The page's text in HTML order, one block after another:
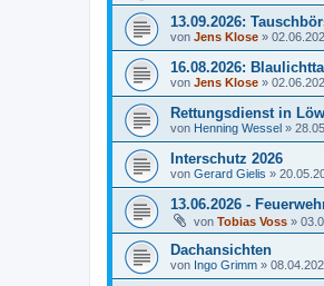
13.09.2026:
von Jens Klose »
16.08.2026:
von Jens Klose »
Rettungsdienst in
von Henning Wessel »
Interschutz 2026
von Gerard Gielis »
13.06.2026 -
von Tobias Voss »
Dachansichten
von Ingo Grimm »